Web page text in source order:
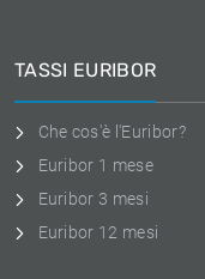
TASSI EURIBOR
Che cos'è l'Euribor?
Euribor 1 mese
Euribor 3 mesi
Euribor 12 mesi